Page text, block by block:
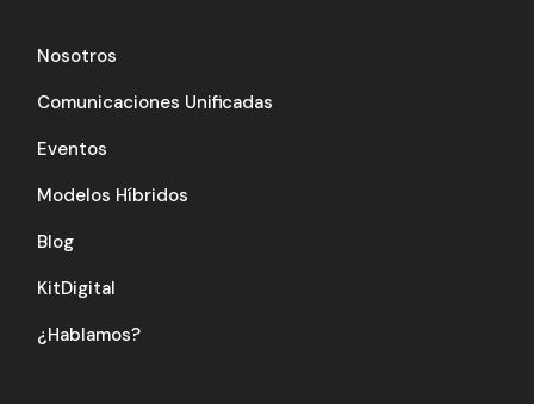
Nosotros
Comunicaciones Unificadas
Eventos
Modelos Híbridos
Blog
KitDigital
¿Hablamos?